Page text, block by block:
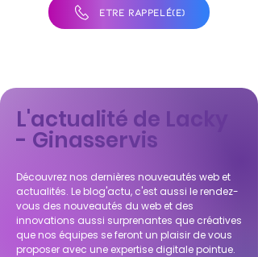
ÊTRE RAPPELÉ(E)
L'actualité de Lacky
- Ginasservis
Découvrez nos dernières nouveautés web et
actualités. Le blog'actu, c'est aussi le rendez-
vous des nouveautés du web et des
innovations aussi surprenantes que créatives
que nos équipes se feront un plaisir de vous
proposer avec une expertise digitale pointue.